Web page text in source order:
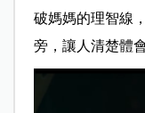
破媽媽的理智線
旁，讓人清楚體